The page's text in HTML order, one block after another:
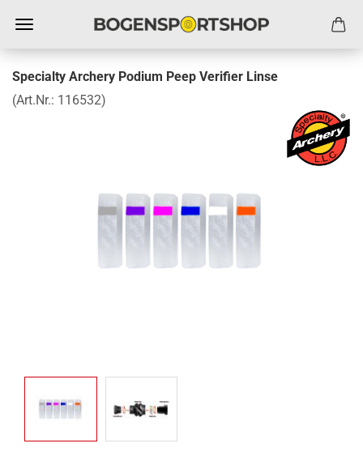
Specialty Archery Podium Peep Verifier Linse
(Art.Nr.: 116532)